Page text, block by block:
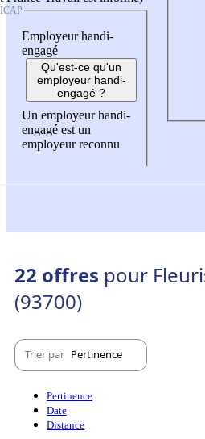
Employeur handi-
engagé
Qu'est-ce qu'un
employeur handi-
engagé ?
Un employeur handi-
engagé est un
employeur reconnu
22 offres pour
(93700)
Trier par Pertinence
Pertinence
Date
Distance